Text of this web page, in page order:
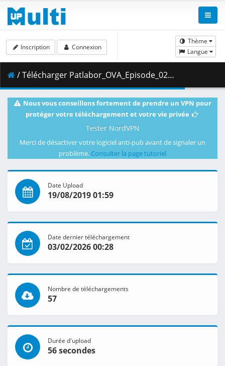
Thème
Langue
Inscription Connexion
/ Télécharger Patlabor_OVA_Episode_02__Player_Edition___x264_AC3_.mp4.005 ( 400.23 MB )
Nous vous conseillons fortement de prendre un VPN pour
protéger votre téléchargement et votre vie privée
Tester NordVPN
Merci de désactiver votre logiciel anti-pub avant de signaler un
problème. Consulter la page tutoriel
Date Upload
19/08/2019 01:59
Date dernier téléchargement
03/02/2026 00:28
Nombre de téléchargements
57
Durée d'upload
56 secondes